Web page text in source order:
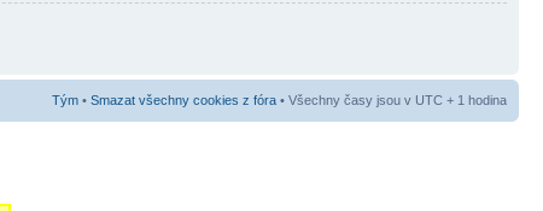
Tým • Smazat všechny cookies z fóra • Všechny časy jsou v UTC + 1 hodina